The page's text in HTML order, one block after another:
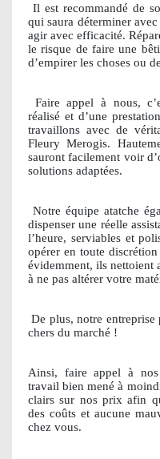
Il est recommandé de
qui saura déterminer
agir avec efficacité.
le risque de faire une
d’empirer les choses ou
Faire appel à nous,
réalisé et d’une
travaillons avec de
Fleury Merogis.
sauront facilement voir
solutions adaptées.
Notre équipe atatche
dispenser une réelle
l’heure, serviables et
opérer en toute
évidemment, ils nettoient
à ne pas altérer votre
De plus, notre
chers du marché !
Ainsi, faire appel à nos
travail bien mené à
clairs sur nos prix afin
des coûts et aucune
chez vous.